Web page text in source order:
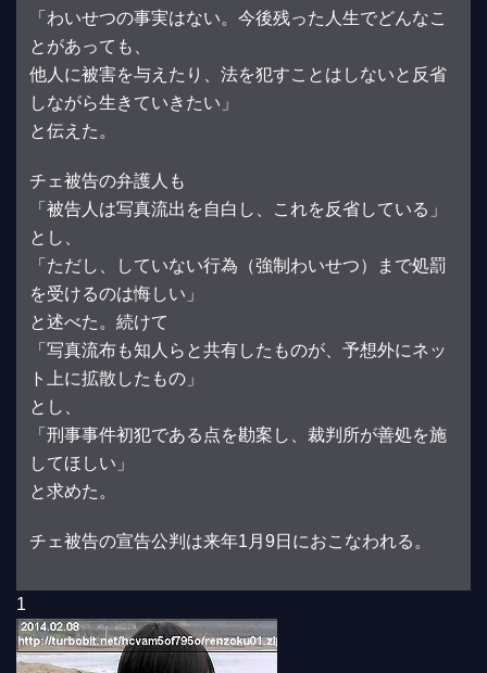
「わいせつの事実はない。今後残った人生でどんなこ
とがあっても、
他人に被害を与えたり、法を犯すことはしないと反省
しながら生きていきたい」
と伝えた。
チェ被告の弁護人も
「被告人は写真流出を自白し、これを反省している」
とし、
「ただし、していない行為（強制わいせつ）まで処罰
を受けるのは悔しい」
と述べた。続けて
「写真流布も知人らと共有したものが、予想外にネッ
ト上に拡散したもの」
とし、
「刑事事件初犯である点を勘案し、裁判所が善処を施
してほしい」
と求めた。
チェ被告の宣告公判は来年1月9日におこなわれる。
1